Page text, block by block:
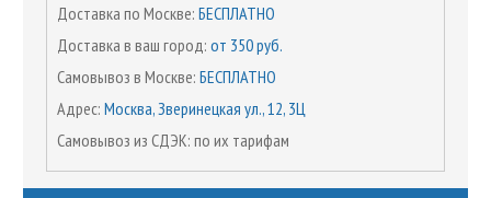
Доставка по Москве: БЕСПЛАТНО
Доставка в ваш город: от 350 руб.
Самовывоз в Москве: БЕСПЛАТНО
Адрес: Москва, Зверинецкая ул., 12, 3Ц
Самовывоз из СДЭК: по их тарифам